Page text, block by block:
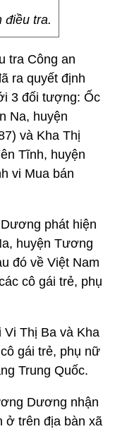
điều tra.
tra Công an
ra quyết định
3 đối tượng: Ốc
Na, huyện
và Kha Thị
Tĩnh, huyện
vi Mua bán
phát hiện
huyện Tương
đó về Việt Nam
cô gái trẻ, phụ
Vi Thị Ba và Kha
gái trẻ, phụ nữ
Trung Quốc.
Dương nhận
ở trên địa bàn xã